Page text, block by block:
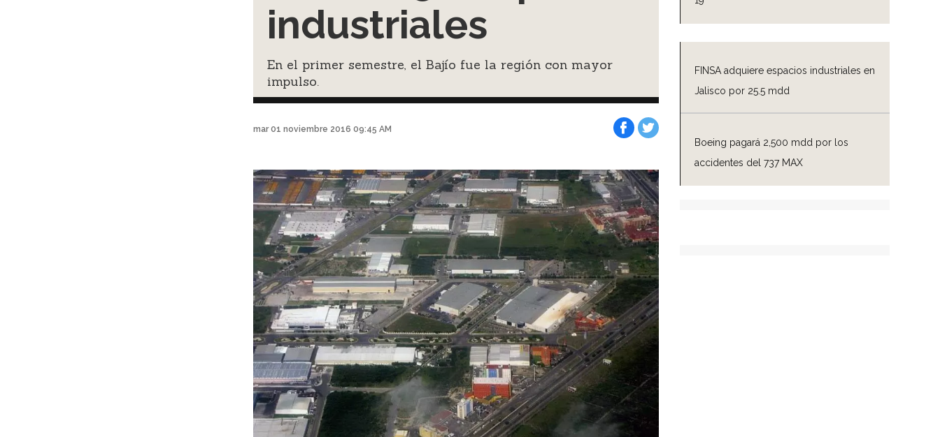
FINSA adquiere espacios industriales en
Jalisco por 25.5 mdd
Boeing pagará 2,500 mdd por los
accidentes del 737 MAX
industriales
En el primer semestre, el Bajío fue la región con mayor
impulso.
mar 01 noviembre 2016 09:45 AM